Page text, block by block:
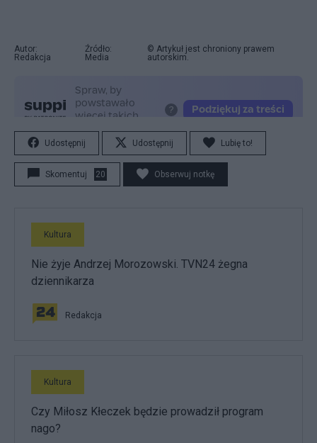
Autor:
Redakcja
Źródło:
Media
© Artykuł jest chroniony prawem
autorskim.
Udostępnij Udostępnij Lubię to!
Skomentuj 20 Obserwuj notkę
Kultura
Nie żyje Andrzej Morozowski. TVN24 żegna
dziennikarza
Redakcja
Kultura
Czy Miłosz Kłeczek będzie prowadził program
nago?